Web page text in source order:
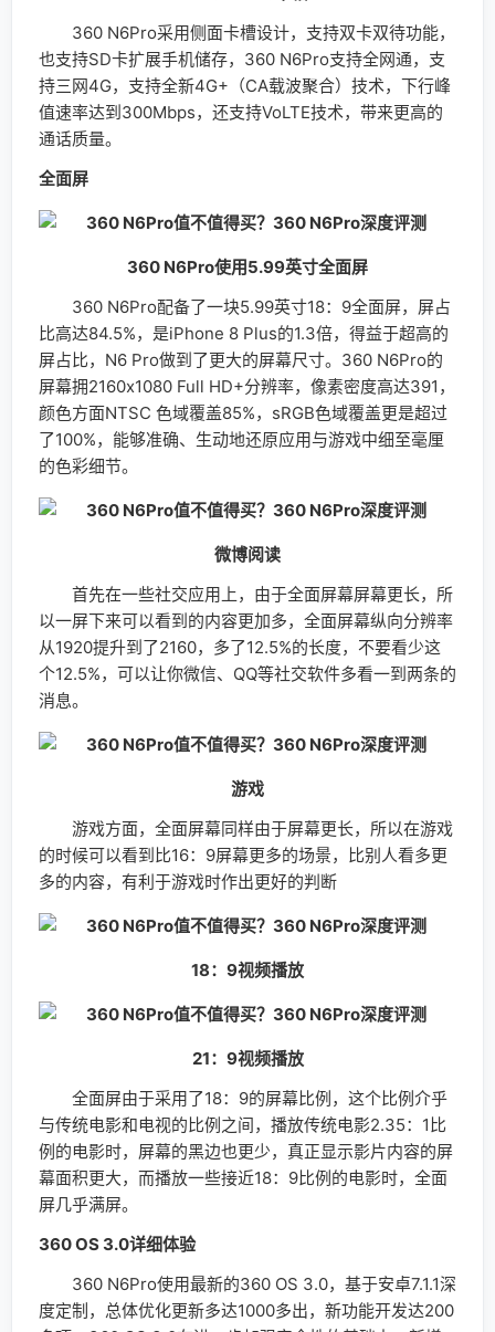
360 N6Pro配备了一块5.99英寸18：9全面屏，屏占
比高达84.5%，是iPhone 8 Plus的1.3倍，得益于超高的
屏占比，N6 Pro做到了更大的屏幕尺寸。360 N6Pro的
屏幕拥2160x1080 Full HD+分辨率，像素密度高达391，
颜色方面NTSC 色域覆盖85%，sRGB色域覆盖更是超过
的色彩细节。
微博阅读
首先在一些社交应用上，由于全面屏幕屏幕更长，所
以一屏下来可以看到的内容更加多，全面屏幕纵向分辨率
从1920提升到了2160，多了12.5%的长度，不要看少这
个12.5%，可以让你微信、QQ等社交软件多看一到两条的
消息。
游戏
游戏方面，全面屏幕同样由于屏幕更长，所以在游戏
多的内容，有利于游戏时作出更好的判断
21：9视频播放
全面屏由于采用了18：9的屏幕比例，这个比例介乎
与传统电影和电视的比例之间，播放传统电影2.35：1比
例的电影时，屏幕的黑边也更少，真正显示影片内容的屏
屏几乎满屏。
360 OS 3.0详细体验
360 N6Pro使用最新的360 OS 3.0，基于安卓7.1.1深
多项。360 OS 3.0在进一步加强安全性的基础上，新增
加了万能扫一扫、相机助手等的全新功能，同时也对系统
的UI进行了调整，为用户提供一个功能更丰富，安全性能
出色的系统。360 N6Pro是一款全面屏手机，360 OS也
带来了全面屏的优化，让全面屏使用体验更为出色。
360 OS 3.0新加入了性能调度智能引擎－－Hybrid
Engine，这个性能调度智能引擎通过对安卓底层的代码
进行优化升级，以及对用户的行为进行缝隙，实现一套更
贴合用户习惯的SOC调用机制。简单来说就是360 OS
3.0具备学习功能，可以根据用户的使用习惯在平时智能